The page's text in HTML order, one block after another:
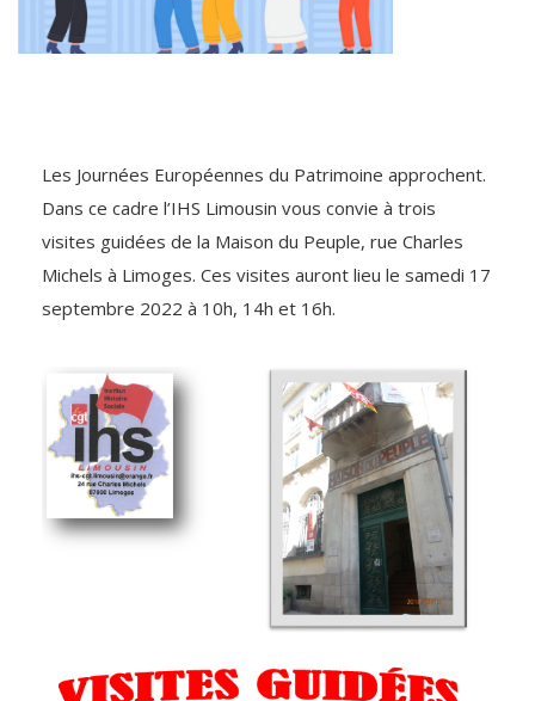
Les Journées Européennes du Patrimoine approchent.
Dans ce cadre l’IHS Limousin vous convie à trois
visites guidées de la Maison du Peuple, rue Charles
Michels à Limoges. Ces visites auront lieu le samedi 17
septembre 2022 à 10h, 14h et 16h.